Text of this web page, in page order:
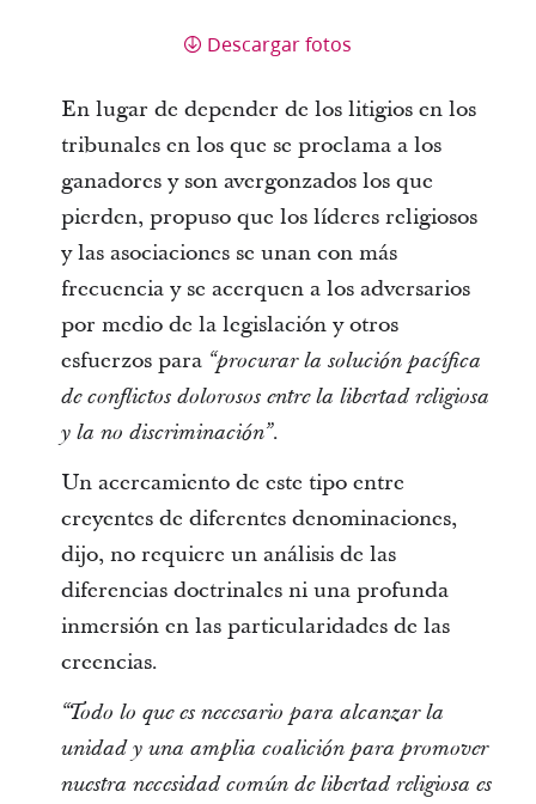
Descargar fotos
En lugar de depender de los litigios en los
tribunales en los que se proclama a los
ganadores y son avergonzados los que
pierden, propuso que los líderes religiosos
y las asociaciones se unan con más
frecuencia y se acerquen a los adversarios
por medio de la legislación y otros
esfuerzos para “procurar la solución pacífica
de conflictos dolorosos entre la libertad religiosa
y la no discriminación”.
Un acercamiento de este tipo entre
creyentes de diferentes denominaciones,
dijo, no requiere un análisis de las
diferencias doctrinales ni una profunda
inmersión en las particularidades de las
creencias.
“Todo lo que es necesario para alcanzar la
unidad y una amplia coalición para promover
nuestra necesidad común de libertad religiosa es